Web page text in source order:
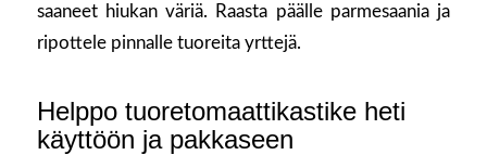
saaneet hiukan väriä. Raasta päälle parmesaania ja
ripottele pinnalle tuoreita yrttejä.
Helppo tuoretomaattikastike heti
käyttöön ja pakkaseen